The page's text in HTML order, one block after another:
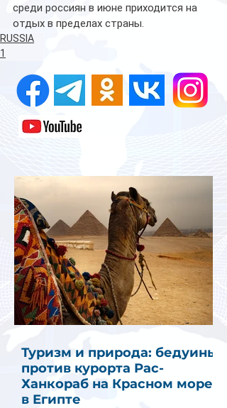
среди россиян в июне приходится на
отдых в пределах страны.
RUSSIA
1
Туризм и природа: бедуины
против курорта Рас-
Ханкораб на Красном море
в Египте